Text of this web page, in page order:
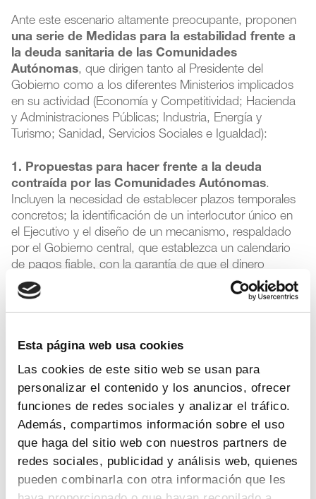
Esta página web usa cookies
Las cookies de este sitio web se usan para
personalizar el contenido y los anuncios, ofrecer
funciones de redes sociales y analizar el tráfico.
Además, compartimos información sobre el uso
que haga del sitio web con nuestros partners de
redes sociales, publicidad y análisis web, quienes
pueden combinarla con otra información que les
Ante este escenario altamente preocupante, proponen
una serie de Medidas para la estabilidad frente a
la deuda sanitaria de las Comunidades
Autónomas, que dirigen tanto al Presidente del
Gobierno como a los diferentes Ministerios implicados
en su actividad (Economía y Competitividad; Hacienda
y Administraciones Públicas; Industria, Energía y
Turismo; Sanidad, Servicios Sociales e Igualdad):
1. Propuestas para hacer frente a la deuda
contraída por las Comunidades Autónomas.
Incluyen la necesidad de establecer plazos temporales
concretos; la identificación de un interlocutor único en
el Ejecutivo y el diseño de un mecanismo, respaldado
por el Gobierno central, que establezca un calendario
de pagos fiable, con la garantía de que el dinero
efectivamente va a llegar a las empresas del sector.
2. Propuestas para evitar que la cuantía de la
establecer un marco que asegure la aprobación de
presupuestos realistas que eviten la infrafinanciación (en
2010 y 2011, los presupuestos autonómicos
descendieron respectivamente un 8% y un 10% de
media frente al gasto real del año anterior), una gestión
eficiente y racional de los presupuestos y una
despolitización de la Sanidad, en la que la toma de
decisiones se base en motivos asistenciales y no
electorales, y cambios regulatorios que doten a las
empresas de protección jurídica en su actividad con las